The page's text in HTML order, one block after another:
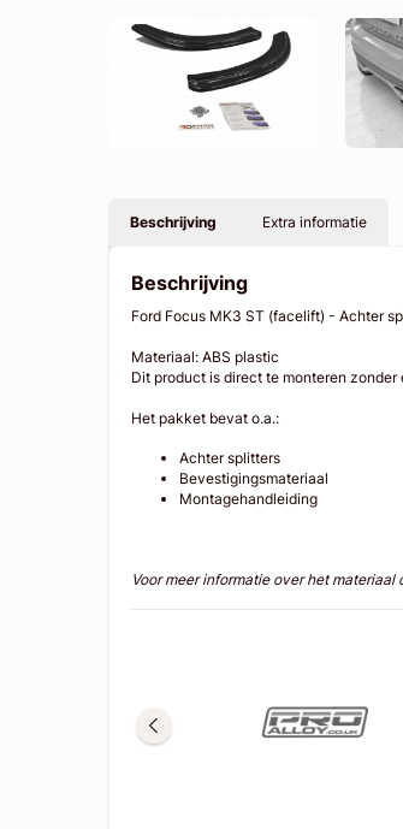
Beschrijving Extra informatie
Beschrijving
Ford Focus MK3 ST (facelift) - Achter
Materiaal: ABS plastic
Dit product is direct te monteren zonder
Het pakket bevat o.a.:
Achter splitters
Bevestigingsmateriaal
Montagehandleiding
Voor meer informatie over het